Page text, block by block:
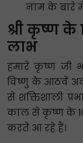
नाम के बारे
श्री कृष्ण
लाभ
हमारे कृष्ण जी
विष्णु के आठवें
से शक्तिशाली
काल से कृष्ण के
करते आ रहे हैं।